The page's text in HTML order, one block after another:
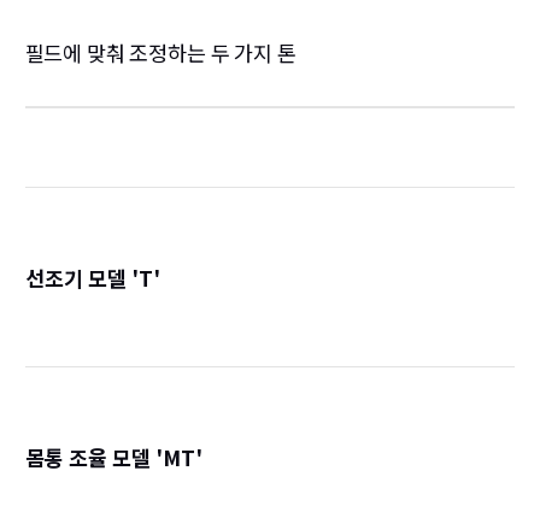
필드에 맞춰 조정하는 두 가지 톤
선조기 모델 'T'
몸통 조율 모델 'MT'